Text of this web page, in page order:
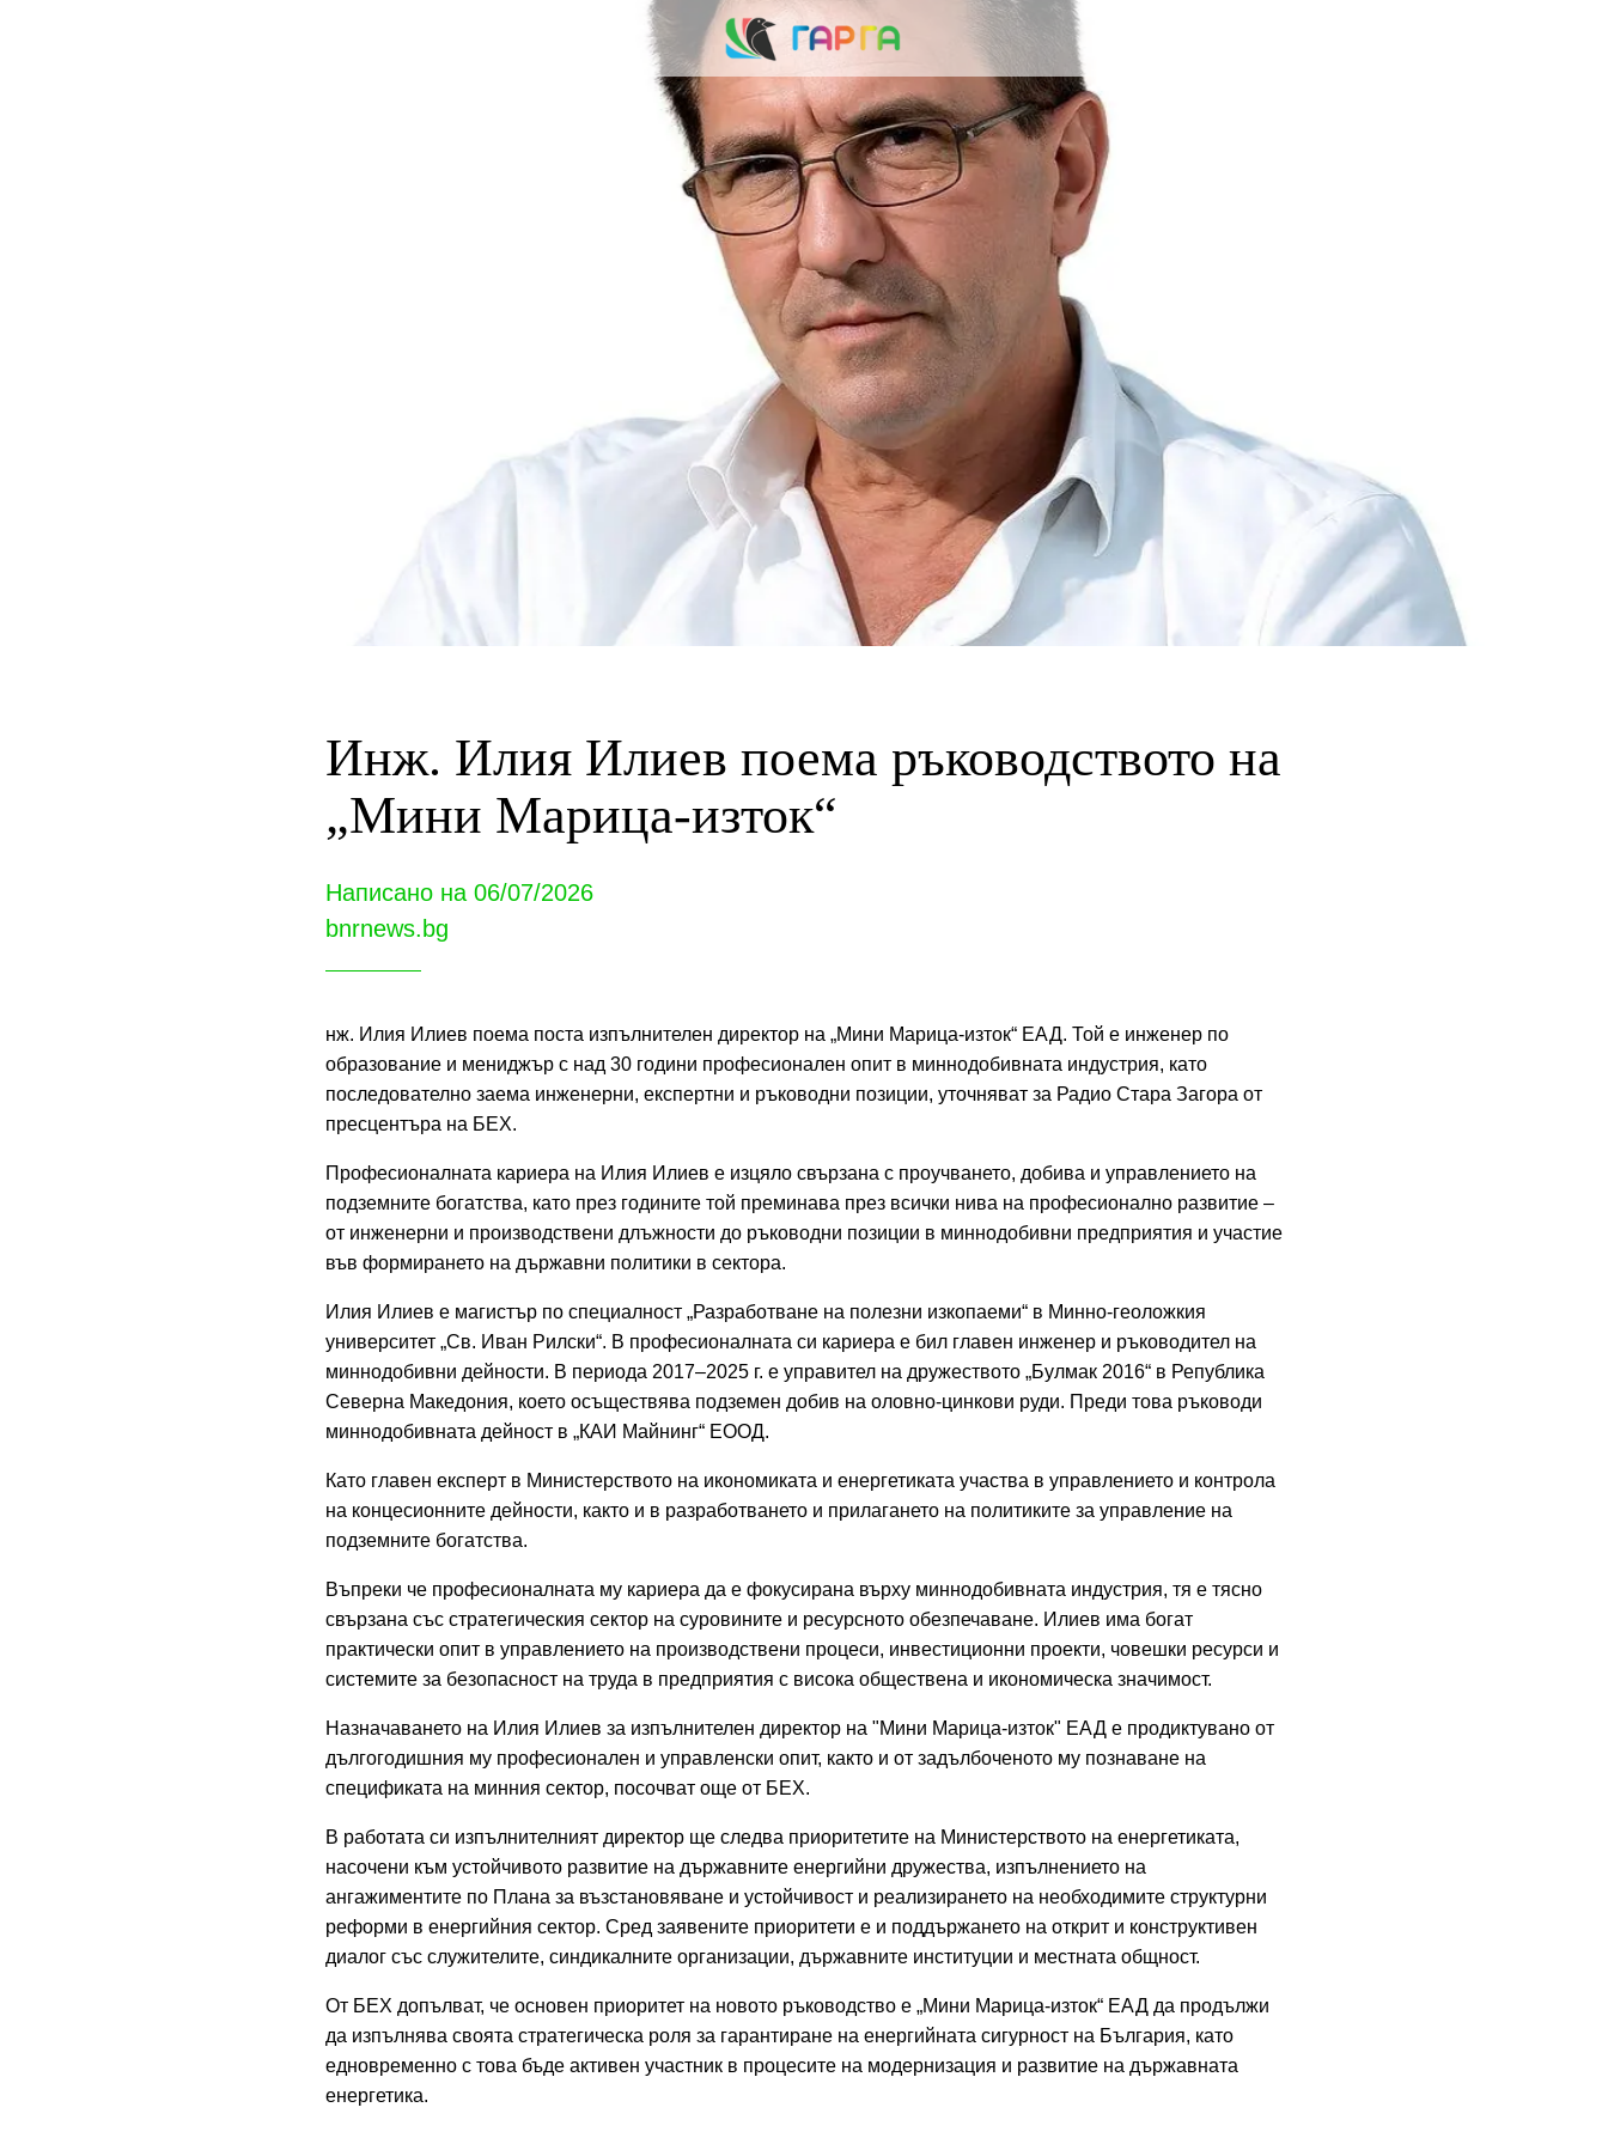
Инж. Илия Илиев поема ръководството на
„Мини Марица-изток“
Написано на 06/07/2026
bnrnews.bg
нж. Илия Илиев поема поста изпълнителен директор на „Мини Марица-изток“ ЕАД. Той е инженер по
образование и мениджър с над 30 години професионален опит в миннодобивната индустрия, като
последователно заема инженерни, експертни и ръководни позиции, уточняват за Радио Стара Загора от
пресцентъра на БЕХ.
Професионалната кариера на Илия Илиев е изцяло свързана с проучването, добива и управлението на
подземните богатства, като през годините той преминава през всички нива на професионално развитие –
от инженерни и производствени длъжности до ръководни позиции в миннодобивни предприятия и участие
във формирането на държавни политики в сектора.
Илия Илиев е магистър по специалност „Разработване на полезни изкопаеми“ в Минно-геоложкия
университет „Св. Иван Рилски“. В професионалната си кариера е бил главен инженер и ръководител на
миннодобивни дейности. В периода 2017–2025 г. е управител на дружеството „Булмак 2016“ в Република
Северна Македония, което осъществява подземен добив на оловно-цинкови руди. Преди това ръководи
миннодобивната дейност в „КАИ Майнинг“ ЕООД.
Като главен експерт в Министерството на икономиката и енергетиката участва в управлението и контрола
на концесионните дейности, както и в разработването и прилагането на политиките за управление на
подземните богатства.
Въпреки че професионалната му кариера да е фокусирана върху миннодобивната индустрия, тя е тясно
свързана със стратегическия сектор на суровините и ресурсното обезпечаване. Илиев има богат
практически опит в управлението на производствени процеси, инвестиционни проекти, човешки ресурси и
системите за безопасност на труда в предприятия с висока обществена и икономическа значимост.
Назначаването на Илия Илиев за изпълнителен директор на "Мини Марица-изток" ЕАД е продиктувано от
дългогодишния му професионален и управленски опит, както и от задълбоченото му познаване на
спецификата на минния сектор, посочват още от БЕХ.
В работата си изпълнителният директор ще следва приоритетите на Министерството на енергетиката,
насочени към устойчивото развитие на държавните енергийни дружества, изпълнението на
ангажиментите по Плана за възстановяване и устойчивост и реализирането на необходимите структурни
реформи в енергийния сектор. Сред заявените приоритети е и поддържането на открит и конструктивен
диалог със служителите, синдикалните организации, държавните институции и местната общност.
От БЕХ допълват, че основен приоритет на новото ръководство е „Мини Марица-изток“ ЕАД да продължи
да изпълнява своята стратегическа роля за гарантиране на енергийната сигурност на България, като
едновременно с това бъде активен участник в процесите на модернизация и развитие на държавната
енергетика.